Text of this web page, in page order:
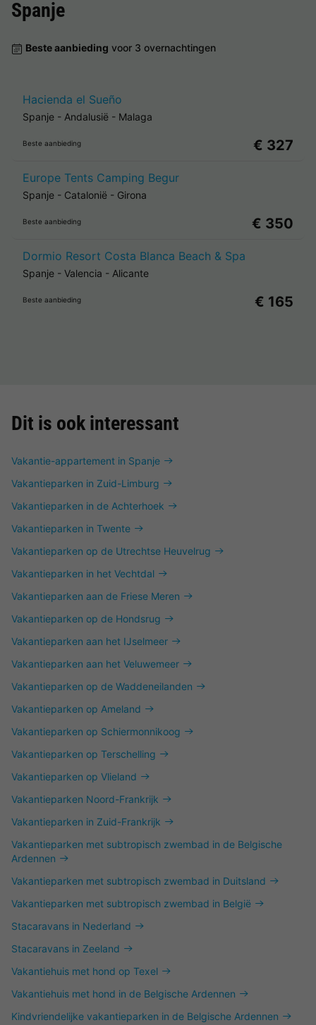
Spanje
Beste aanbieding voor 3 overnachtingen
Hacienda el Sueño
Spanje - Andalusië - Malaga
Beste aanbieding € 327
Europe Tents Camping Begur
Spanje - Catalonië - Girona
Beste aanbieding € 350
Dormio Resort Costa Blanca Beach & Spa
Spanje - Valencia - Alicante
Beste aanbieding € 165
Dit is ook interessant
Vakantie-appartement in Spanje
Vakantieparken in Zuid-Limburg
Vakantieparken in de Achterhoek
Vakantieparken in Twente
Vakantieparken op de Utrechtse Heuvelrug
Vakantieparken in het Vechtdal
Vakantieparken aan de Friese Meren
Vakantieparken op de Hondsrug
Vakantieparken aan het IJselmeer
Vakantieparken aan het Veluwemeer
Vakantieparken op de Waddeneilanden
Vakantieparken op Ameland
Vakantieparken op Schiermonnikoog
Vakantieparken op Terschelling
Vakantieparken op Vlieland
Vakantieparken Noord-Frankrijk
Vakantieparken in Zuid-Frankrijk
Vakantieparken met subtropisch zwembad in de Belgische
Ardennen
Vakantieparken met subtropisch zwembad in Duitsland
Vakantieparken met subtropisch zwembad in België
Stacaravans in Nederland
Stacaravans in Zeeland
Vakantiehuis met hond op Texel
Vakantiehuis met hond in de Belgische Ardennen
Kindvriendelijke vakantieparken in de Belgische Ardennen